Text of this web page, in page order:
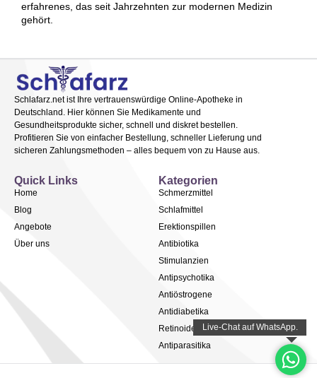
erfahrenes, das seit Jahrzehnten zur modernen Medizin
gehört.
Schlafarz.net ist Ihre vertrauenswürdige Online-Apotheke in
Deutschland. Hier können Sie Medikamente und
Gesundheitsprodukte sicher, schnell und diskret bestellen.
Profitieren Sie von einfacher Bestellung, schneller Lieferung und
sicheren Zahlungsmethoden – alles bequem von zu Hause aus.
Kategorien
Schmerzmittel
Schlafmittel
Erektionspillen
Antibiotika
Stimulanzien
Antipsychotika
Antiöstrogene
Antidiabetika
Retinoide
Antiparasitika
Quick Links
Home
Blog
Angebote
Über uns